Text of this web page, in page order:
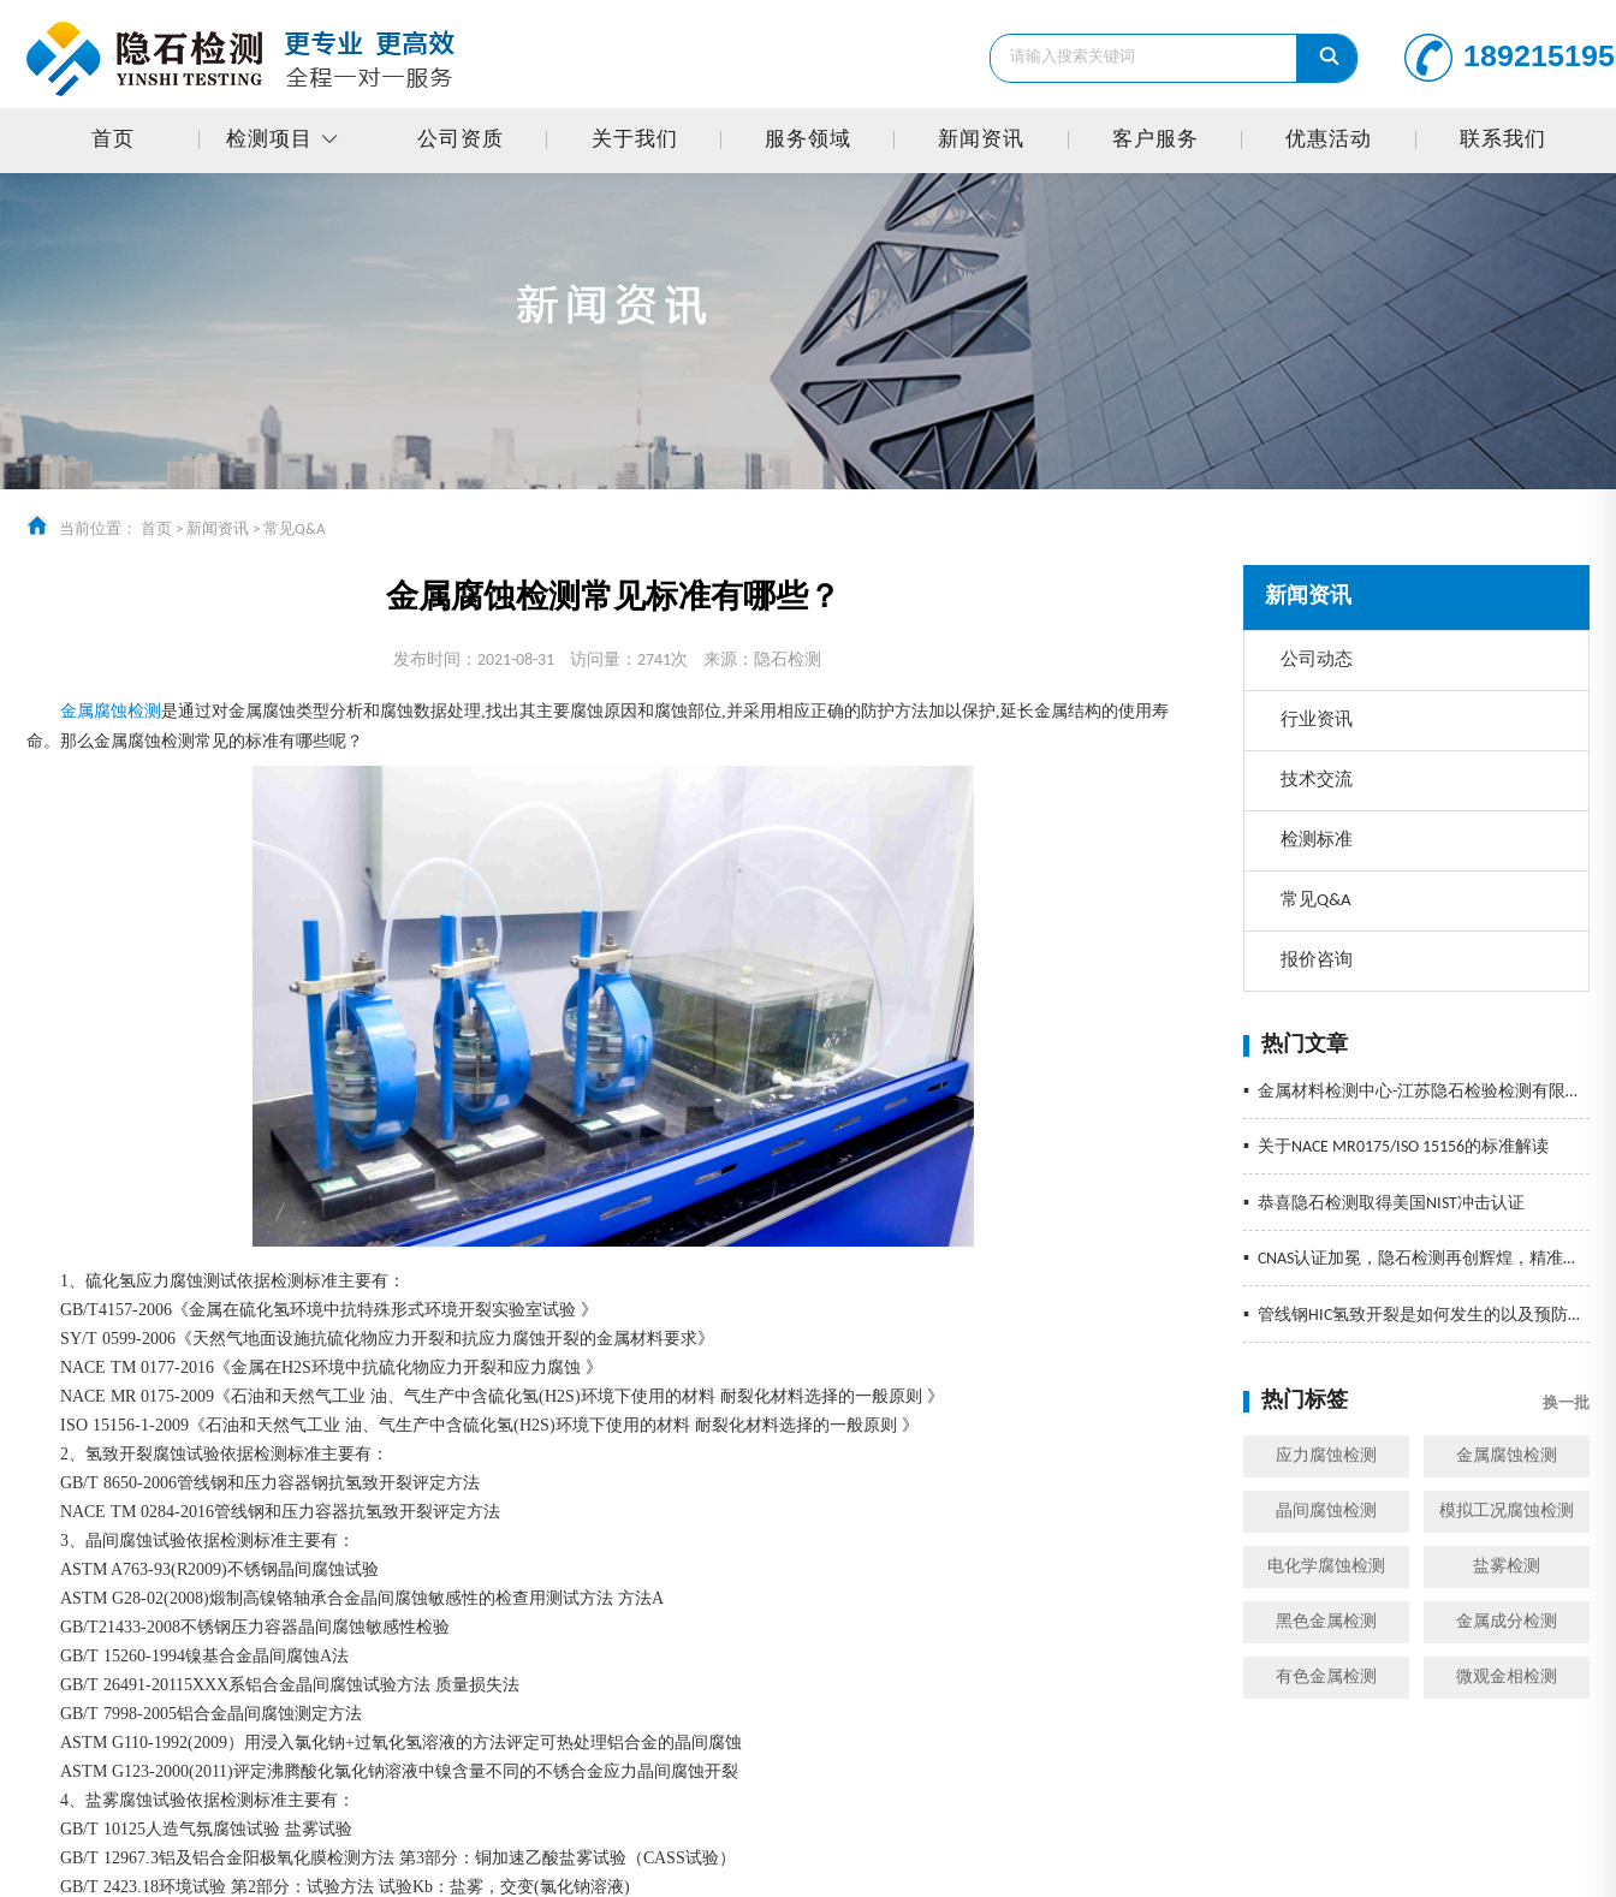
首页 检测项目 公司资质 关于我们 服务领域 新闻资讯 客户服务 优惠活动 联系我们
当前位置： 首页 > 新闻资讯 > 常见Q&A
新闻资讯
公司动态
行业资讯
技术交流
检测标准
常见Q&A
报价咨询
热门文章
▪ 金属材料检测中心-江苏隐石检验检测有限公司
▪ 关于NACE MR0175/ISO 15156的标准解读
▪ 恭喜隐石检测取得美国NIST冲击认证
▪ CNAS认证加冕，隐石检测再创辉煌，精准检测助力企业发展！
▪ 管线钢HIC氢致开裂是如何发生的以及预防措施
热门标签 换一批
应力腐蚀检测 金属腐蚀检测
晶间腐蚀检测 模拟工况腐蚀检测
电化学腐蚀检测 盐雾检测
黑色金属检测 金属成分检测
有色金属检测 微观金相检测
金属腐蚀检测常见标准有哪些？
发布时间：2021-08-31 访问量：2741次 来源：隐石检测
金属腐蚀检测 是通过对金属腐蚀类型分析和腐蚀数据处理 ,找出其主要腐蚀原因和腐蚀部位,并采用相应正确的防护方法加以保护,延长金属结构的使用寿
命。那么金属腐蚀检测常见的标准有哪些呢？
1、硫化氢应力腐蚀测试依据检测标准主要有：
GB/T4157-2006《金属在硫化氢环境中抗特殊形式环境开裂实验室试验 》
SY/T 0599-2006《天然气地面设施抗硫化物应力开裂和抗应力腐蚀开裂的金属材料要求》
NACE TM 0177-2016《金属在H2S环境中抗硫化物应力开裂和应力腐蚀 》
NACE MR 0175-2009《石油和天然气工业 油、气生产中含硫化氢(H2S)环境下使用的材料 耐裂化材料选择的一般原则 》
ISO 15156-1-2009《石油和天然气工业 油、气生产中含硫化氢(H2S)环境下使用的材料 耐裂化材料选择的一般原则 》
2、氢致开裂腐蚀试验依据检测标准主要有：
GB/T 8650-2006管线钢和压力容器钢抗氢致开裂评定方法
NACE TM 0284-2016管线钢和压力容器抗氢致开裂评定方法
3、晶间腐蚀试验依据检测标准主要有：
ASTM A763-93(R2009)不锈钢晶间腐蚀试验
ASTM G28-02(2008)煅制高镍铬轴承合金晶间腐蚀敏感性的检查用测试方法 方法A
GB/T21433-2008不锈钢压力容器晶间腐蚀敏感性检验
GB/T 15260-1994镍基合金晶间腐蚀A法
GB/T 26491-20115XXX系铝合金晶间腐蚀试验方法 质量损失法
GB/T 7998-2005铝合金晶间腐蚀测定方法
ASTM G110-1992(2009）用浸入氯化钠+过氧化氢溶液的方法评定可热处理铝合金的晶间腐蚀
ASTM G123-2000(2011)评定沸腾酸化氯化钠溶液中镍含量不同的不锈合金应力晶间腐蚀开裂
4、盐雾腐蚀试验依据检测标准主要有：
GB/T 10125人造气氛腐蚀试验 盐雾试验
GB/T 12967.3铝及铝合金阳极氧化膜检测方法 第3部分：铜加速乙酸盐雾试验（CASS试验）
GB/T 2423.18环境试验 第2部分：试验方法 试验Kb：盐雾，交变(氯化钠溶液)